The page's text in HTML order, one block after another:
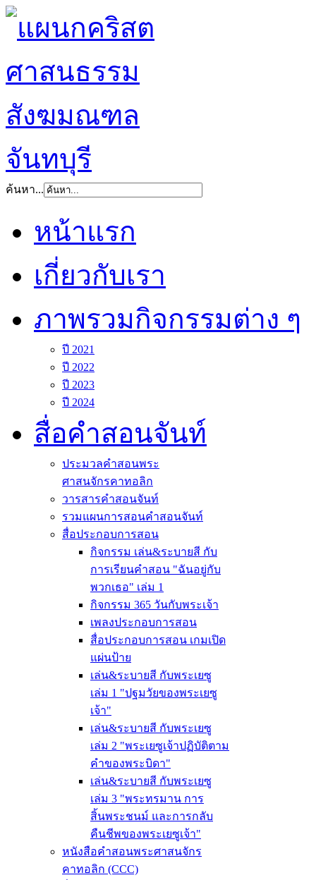
ค้นหา...
หน้าแรก
เกี่ยวกับเรา
ภาพรวมกิจกรรมต่าง ๆ
ปี 2021
ปี 2022
ปี 2023
ปี 2024
สื่อคำสอนจันท์
ประมวลคำสอนพระ
ศาสนจักรคาทอลิก
วารสารคำสอนจันท์
รวมแผนการสอนคำสอนจันท์
สื่อประกอบการสอน
กิจกรรม เล่น&ระบายสี กับ
การเรียนคำสอน "ฉันอยู่กับ
พวกเธอ" เล่ม 1
กิจกรรม 365 วันกับพระเจ้า
เพลงประกอบการสอน
สื่อประกอบการสอน เกมเปิด
แผ่นป้าย
เล่น&ระบายสี กับพระเยซู
เล่ม 1 "ปฐมวัยของพระเยซู
เจ้า"
เล่น&ระบายสี กับพระเยซู
เล่ม 2 "พระเยซูเจ้าปฏิบัติตาม
คำของพระบิดา"
เล่น&ระบายสี กับพระเยซู
เล่ม 3 "พระทรมาน การ
สิ้นพระชนม์ และการกลับ
คืนชีพของพระเยซูเจ้า"
หนังสือคำสอนพระศาสนจักร
คาทอลิก (CCC)